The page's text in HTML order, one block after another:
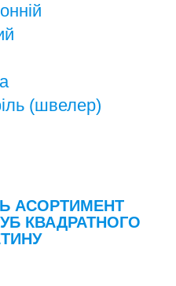
(швелер)
АСОРТИМЕНТ
КВАДРАТНОГО